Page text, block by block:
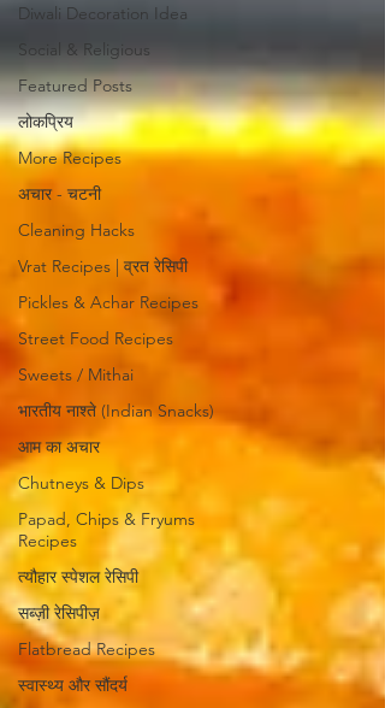
Diwali Decoration Idea
Social & Religious
Featured Posts
लोकप्रिय
More Recipes
अचार - चटनी
Cleaning Hacks
Vrat Recipes | व्रत रेसिपी
Pickles & Achar Recipes
Street Food Recipes
Sweets / Mithai
भारतीय नाश्ते (Indian Snacks)
आम का अचार
Chutneys & Dips
Papad, Chips & Fryums
Recipes
त्यौहार स्पेशल रेसिपी
सब्ज़ी रेसिपीज़
Flatbread Recipes
स्वास्थ्य और सौंदर्य